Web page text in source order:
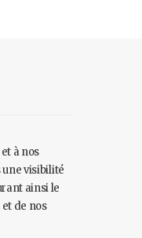
à nos
visibilité
ainsi le
de nos